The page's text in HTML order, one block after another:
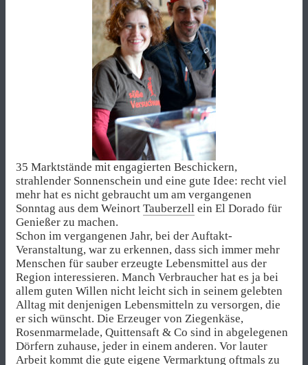
35 Marktstände mit engagierten Beschickern,
strahlender Sonnenschein und eine gute Idee: recht viel
mehr hat es nicht gebraucht um am vergangenen
Sonntag aus dem Weinort Tauberzell ein El Dorado für
Genießer zu machen.
Schon im vergangenen Jahr, bei der Auftakt-
Veranstaltung, war zu erkennen, dass sich immer mehr
Menschen für sauber erzeugte Lebensmittel aus der
Region interessieren. Manch Verbraucher hat es ja bei
allem guten Willen nicht leicht sich in seinem gelebten
Alltag mit denjenigen Lebensmitteln zu versorgen, die
er sich wünscht. Die Erzeuger von Ziegenkäse,
Rosenmarmelade, Quittensaft & Co sind in abgelegenen
Dörfern zuhause, jeder in einem anderen. Vor lauter
Arbeit kommt die gute eigene Vermarktung oftmals zu